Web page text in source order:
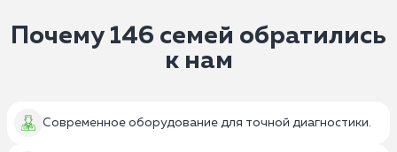
Почему 146 семей обратились
к нам
Современное оборудование для точной диагностики.